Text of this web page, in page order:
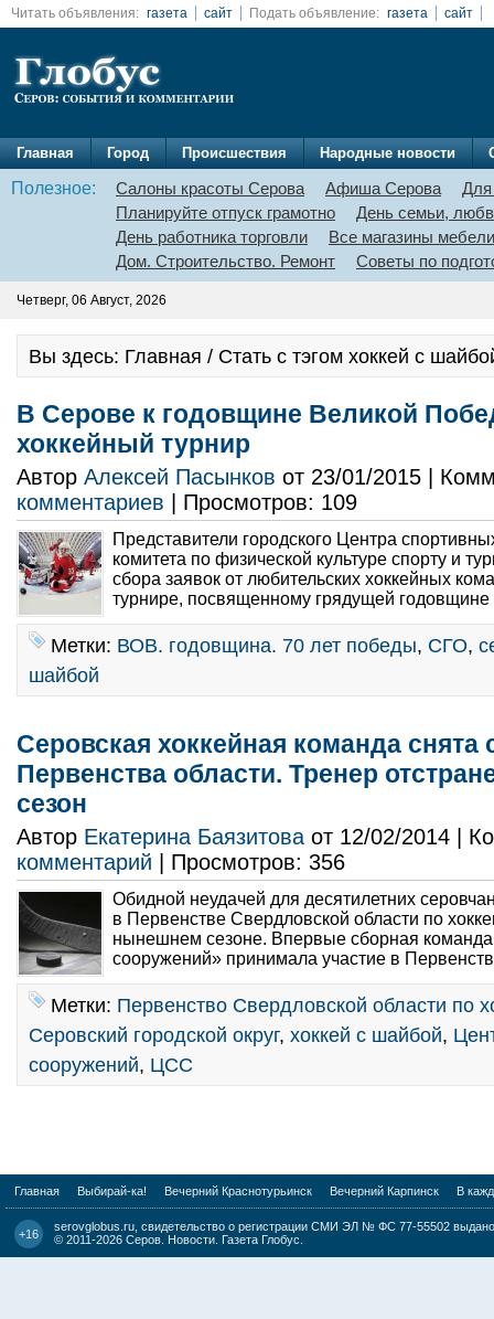
Читать объявления: газета сайт Подать объявление: газета сайт
Главная Город Происшествия Народные новости
Полезное: Салоны красоты Серова Афиша Серова
Для
Планируйте отпуск грамотно
День семьи,
День работника торговли
Все магазины мебели
Дом. Строительство. Ремонт
Советы по
Четверг, 06 Август, 2026
Вы здесь: Главная / Стать с тэгом хоккей с
В Серове к годовщине Великой
хоккейный турнир
Автор Алексей Пасынков от 23/01/2015 |
комментариев | Просмотров: 109
Представители городского Центра
комитета по физической культуре спорту и
сбора заявок от любительских хоккейных
турнире, посвященному грядущей
Метки: ВОВ. годовщина. 70 лет победы, СГО,
шайбой
Серовская хоккейная команда снята
Первенства области. Тренер
сезон
Автор Екатерина Баязитова от 12/02/2014 |
комментарий | Просмотров: 356
Обидной неудачей для десятилетних
в Первенстве Свердловской области по
нынешнем сезоне. Впервые сборная
сооружений» принимала участие в
Метки: Первенство Свердловской области по
Серовский городской округ, хоккей с шайбой,
сооружений, ЦСС
Главная Выбирай-ка! Вечерний Краснотурьинск Вечерний Карпинск В
+16
serovglobus.ru, свидетельство о регистрации СМИ ЭЛ № ФС 77-55502
© 2011-2026 Серов. Новости. Газета Глобус